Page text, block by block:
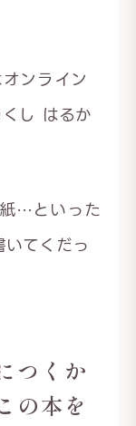
ンライン
し はるか
…といった
てくだっ
つくか
の本を